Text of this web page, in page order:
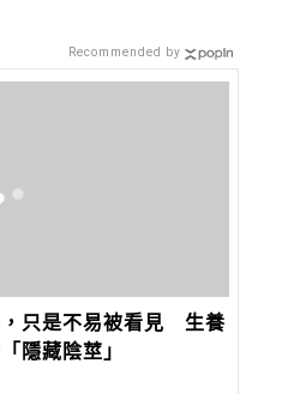
只是不易被看見 生養
隱藏陰莖」
Recommended by